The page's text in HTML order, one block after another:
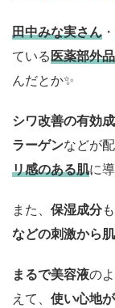
田中みな実さん ・
ている医薬部外品
んだとか✨
シワ改善の有効
ラーゲンなどが
リ感のある肌に
また、 保湿成分
などの刺激から
まるで美容液の
えて、 使い心地